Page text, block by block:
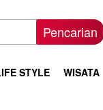
Pencarian
STYLE WISATA